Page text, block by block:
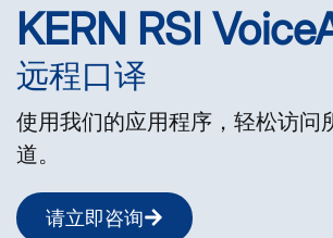
KERN RSI
远程口译
使用我们的应用程序，轻松访问
道。
请立即咨询